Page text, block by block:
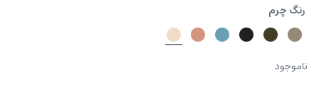
رنگ چرم
ناموجود